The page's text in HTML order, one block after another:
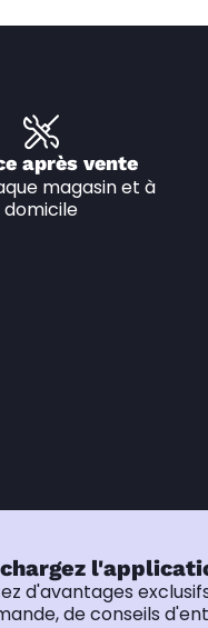
après vente
magasin et à
domicile
d'avantages
de conseils